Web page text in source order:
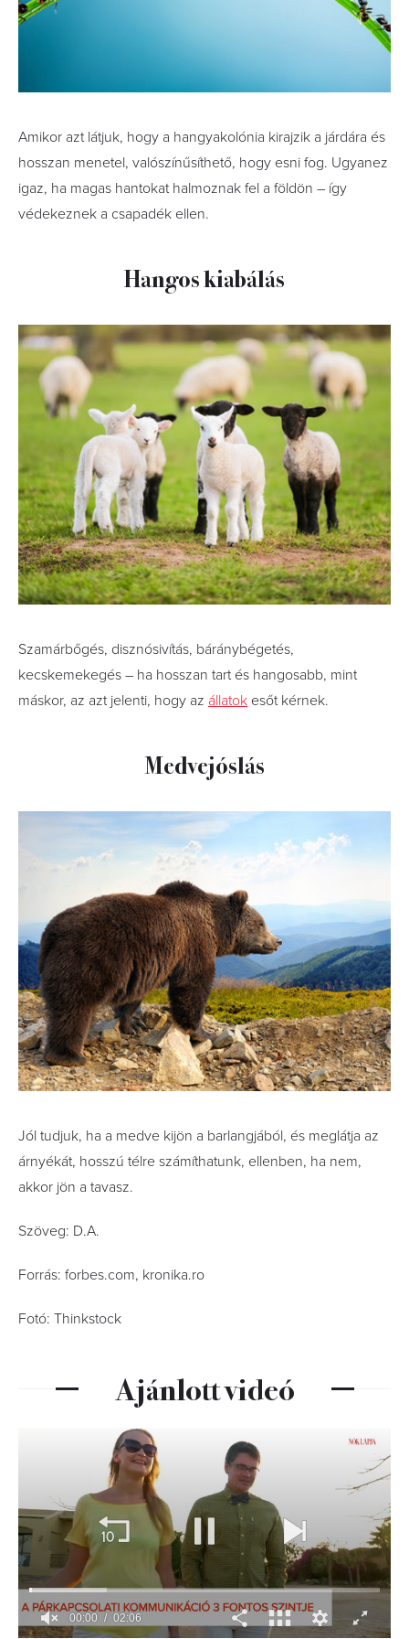
Amikor azt látjuk, hogy a hangyakolónia kirajzik a járdára és
hosszan menetel, valószínűsíthető, hogy esni fog. Ugyanez
igaz, ha magas hantokat halmoznak fel a földön – így
védekeznek a csapadék ellen.
Hangos kiabálás
Szamárbőgés, disznósivítás, báránybégetés,
kecskemekegés – ha hosszan tart és hangosabb, mint
máskor, az azt jelenti, hogy az állatok esőt kérnek.
Medvejóslás
Jól tudjuk, ha a medve kijön a barlangjából, és meglátja az
árnyékát, hosszú télre számíthatunk, ellenben, ha nem,
akkor jön a tavasz.
Szöveg: D.A.
Forrás: forbes.com, kronika.ro
Fotó: Thinkstock
Ajánlott videó
00:01 02:06